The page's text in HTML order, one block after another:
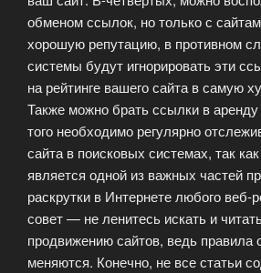
обменом ссылок, но только с
хорошую репутацию, в противном
системы будут игнорировать эти
на рейтинге вашего сайта в самую
Также можно брать ссылки в
того необходимо регулярно
сайта в поисковых системах, так
является одной из важных частей
раскрутки в Интернете любого
совет — не ленитесь искать и
продвижению сайтов, ведь правила
меняются. Конечно, не все статьи